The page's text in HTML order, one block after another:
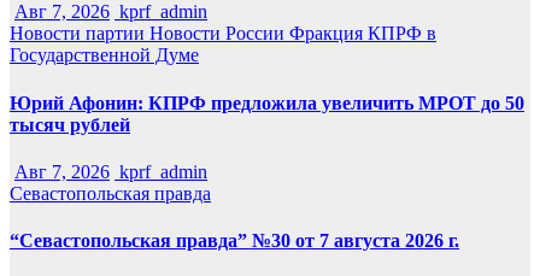
Авг 7, 2026 kprf_admin
Новости партии Новости России Фракция КПРФ в
Государственной Думе
Юрий Афонин: КПРФ предложила увеличить МРОТ до 50
тысяч рублей
Авг 7, 2026 kprf_admin
Севастопольская правда
“Севастопольская правда” №30 от 7 августа 2026 г.